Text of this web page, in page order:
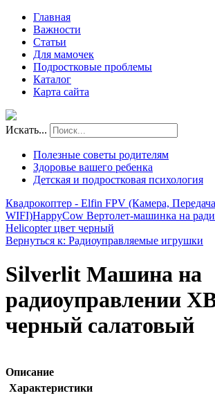
Главная
Важности
Статьи
Для мамочек
Подростковые проблемы
Каталог
Карта сайта
Искать...
Полезные советы родителям
Здоровье вашего ребенка
Детская и подростковая психология
Квадрокоптер - Elfin FPV (Камера,
WIFI)HappyCow Вертолет-машинка на
Helicopter цвет черный
Вернуться к: Радиоуправляемые игрушки
Silverlit Машина на
радиоуправлении
черный салатовый
Описание
Характеристики